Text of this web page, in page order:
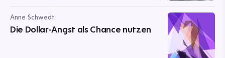
Anne Schwedt
Die Dollar-Angst als Chance nutzen